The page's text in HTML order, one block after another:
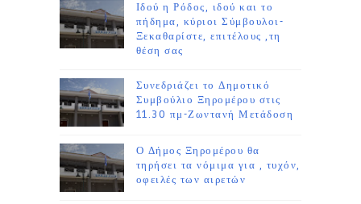
Ιδού η Ρόδος, ιδού και το
πήδημα, κύριοι Σύμβουλοι-
Ξεκαθαρίστε, επιτέλους ,τη
θέση σας
Συνεδριάζει το Δημοτικό
Συμβούλιο Ξηρομέρου στις
11.30 πμ-Ζωντανή Μετάδοση
Ο Δήμος Ξηρομέρου θα
τηρήσει τα νόμιμα για , τυχόν,
οφειλές των αιρετών